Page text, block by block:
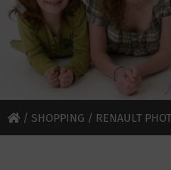
/ SHOPPING / RENAULT